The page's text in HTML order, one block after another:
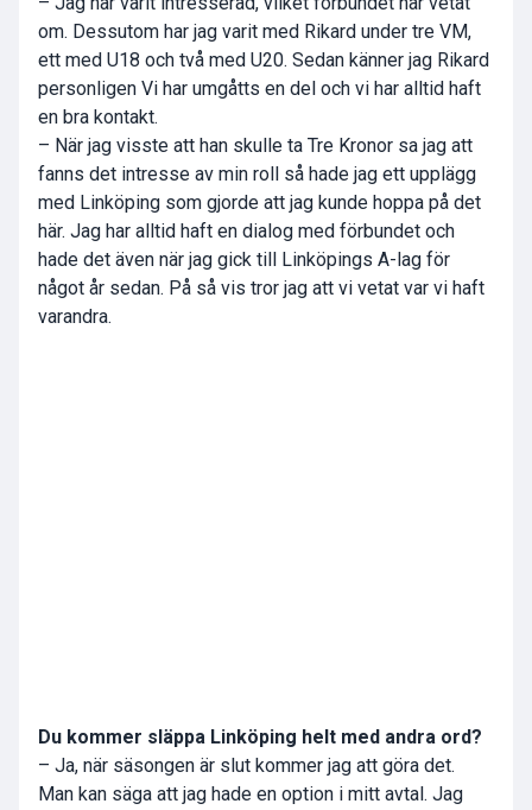
om. Dessutom har jag varit med Rikard under tre VM,
ett med U18 och två med U20. Sedan känner jag Rikard
personligen Vi har umgåtts en del och vi har alltid haft
en bra kontakt.
– När jag visste att han skulle ta Tre Kronor sa jag att
fanns det intresse av min roll så hade jag ett upplägg
med Linköping som gjorde att jag kunde hoppa på det
här. Jag har alltid haft en dialog med förbundet och
hade det även när jag gick till Linköpings A-lag för
något år sedan. På så vis tror jag att vi vetat var vi haft
varandra.
Du kommer släppa Linköping helt med andra ord?
– Ja, när säsongen är slut kommer jag att göra det.
Man kan säga att jag hade en option i mitt avtal. Jag